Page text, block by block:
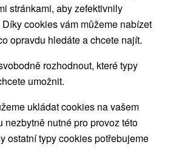
nebo termín
stránkami, aby zefektivnily
cookies vám můžeme nabízet
opravdu hledáte a chcete najít.
rozhodnout, které typy
umožnit.
ukládat cookies na vašem
nezbytně nutné pro provoz této
ostatní typy cookies potřebujeme